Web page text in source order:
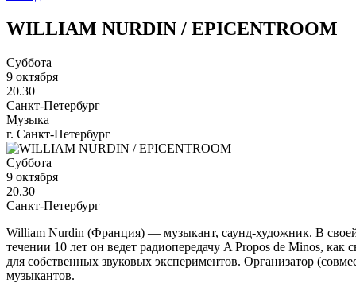
WILLIAM NURDIN / EPICENTROOM
Суббота
9 октября
20.30
Санкт-Петербург
Музыка
г. Санкт-Петербург
Суббота
9 октября
20.30
Санкт-Петербург
William Nurdin (Франция) — музыкант, саунд-художник. В своей
течении 10 лет он ведет радиопередачу A Propos de Minos,
для собственных звуковых экспериментов. Организатор
музыкантов.